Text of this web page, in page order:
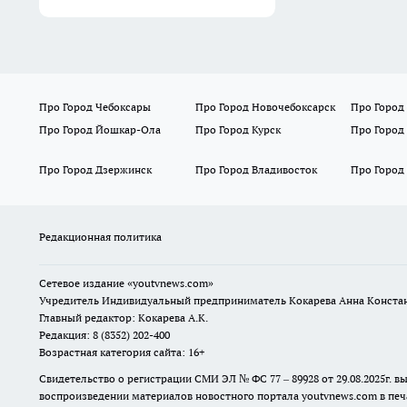
Про Город Чебоксары Про Город Новочебоксарск Про Город
Про Город Йошкар-Ола
Про Город Курск Про
Про Город Дзержинск
Про Город Владивосток Про Город
Редакционная политика
Сетевое издание «youtvnews.com»
Учредитель Индивидуальный предприниматель Кокарева Анна
Главный редактор: Кокарева А.К.
Редакция: 8 (8352) 202-400
Возрастная категория сайта: 16+
Свидетельство о регистрации СМИ ЭЛ № ФС 77 – 89928 от
воспроизведении материалов новостного портала youtvnews.com в